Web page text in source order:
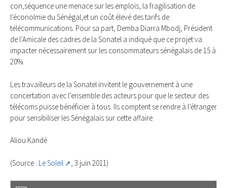
con,séquence une menace sur les emplois, la fragilisation de
l’éconolmie du Sénégal,et un coût élevé des tarifs de
télécommunications. Pour sa part, Demba Diarra Mbodj, Président
de l’Amicale des cadres de la Sonatel a indiqué que ce projet va
impacter nécessairement sur les consommateurs sénégalais de 15 à
20%.
Les travailleurs de la Sonatel invitent le gouvernement à une
concertation avec l’ensemble des acteurs pour que le secteur des
télécoms puisse bénéficier à tous. Ils comptent se rendre à l’étranger
pour sensibiliser les Sénégalais sur cette affaire.
Aliou Kandé
(Source : Le Soleil , 3 juin 2011)